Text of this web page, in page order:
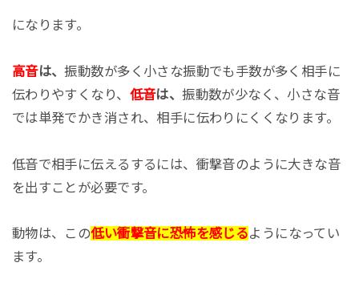
になります。
高音は、振動数が多く小さな振動でも手数が多く相手に
伝わりやすくなり、 低音は、振動数が少なく、小さな音
では単発でかき消され、相手に伝わりにくくなります。
低音で相手に伝えるするには、衝撃音のように大きな音
を出すことが必要です。
動物は、この低い衝撃音に恐怖を感じるようになってい
ます。